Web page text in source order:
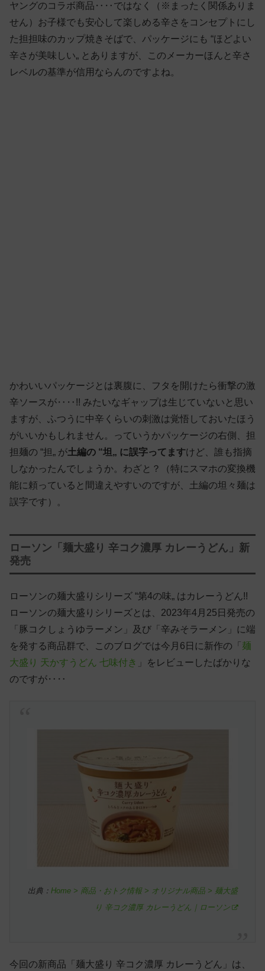
ヤングのコラボ商品‥‥ではなく（※まったく関係ありま
せん）お子様でも安心して楽しめる辛さをコンセプトにし
た担担味のカップ焼きそばで、パッケージにも “ほどよい
辛さが美味しい„ とありますが、このメーカーほんと辛さ
レベルの基準が信用ならんのですよね。
かわいいパッケージとは裏腹に、フタを開けたら衝撃の激
辛ソースが‥‥!! みたいなギャップは生じていないと思い
ますが、ふつうに中辛くらいの刺激は覚悟しておいたほう
がいいかもしれません。っていうかパッケージの右側、担
担麺の “担„ が土編の “坦„ に誤字ってますけど、誰も指摘
しなかったんでしょうか。わざと？（特にスマホの変換機
能に頼っていると間違えやすいのですが、土編の坦々麺は
誤字です）。
ローソン「麺大盛り 辛コク濃厚 カレーうどん」新
発売
ローソンの麺大盛りシリーズ “第4の味„ はカレーうどん!!
ローソンの麺大盛りシリーズとは、2023年4月25日発売の
「豚コクしょうゆラーメン」及び「辛みそラーメン」に端
を発する商品群で、このブログでは今月6日に新作の「 麺
大盛り 天かすうどん 七味付き 」をレビューしたばかりな
のですが‥‥
出典：Home > 商品・おトク情報 > オリジナル商品 > 麺大盛
り 辛コク濃厚 カレーうどん｜ローソン
今回の新商品「麺大盛り 辛コク濃厚 カレーうどん」は、